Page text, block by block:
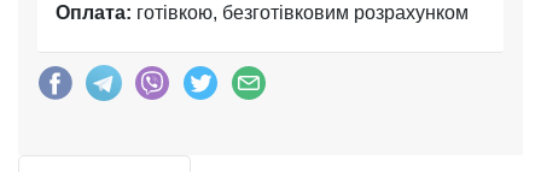
Оплата: готівкою, безготівковим розрахунком